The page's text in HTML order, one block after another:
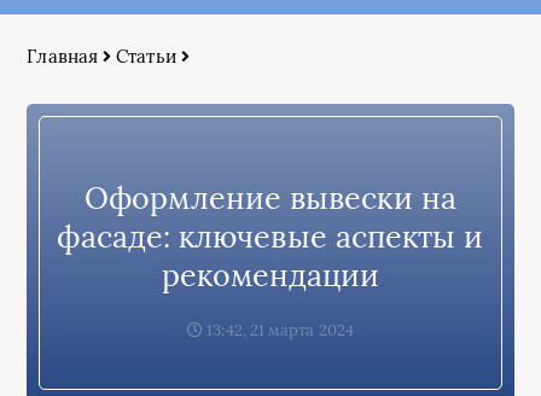
Главная Статьи
Оформление вывески на
фасаде: ключевые аспекты и
рекомендации
13:42, 21 марта 2024